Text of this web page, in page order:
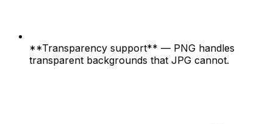
**Transparency support** — PNG handles
transparent backgrounds that JPG cannot.